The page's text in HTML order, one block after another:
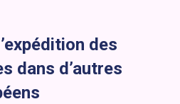
des
dans d’autres